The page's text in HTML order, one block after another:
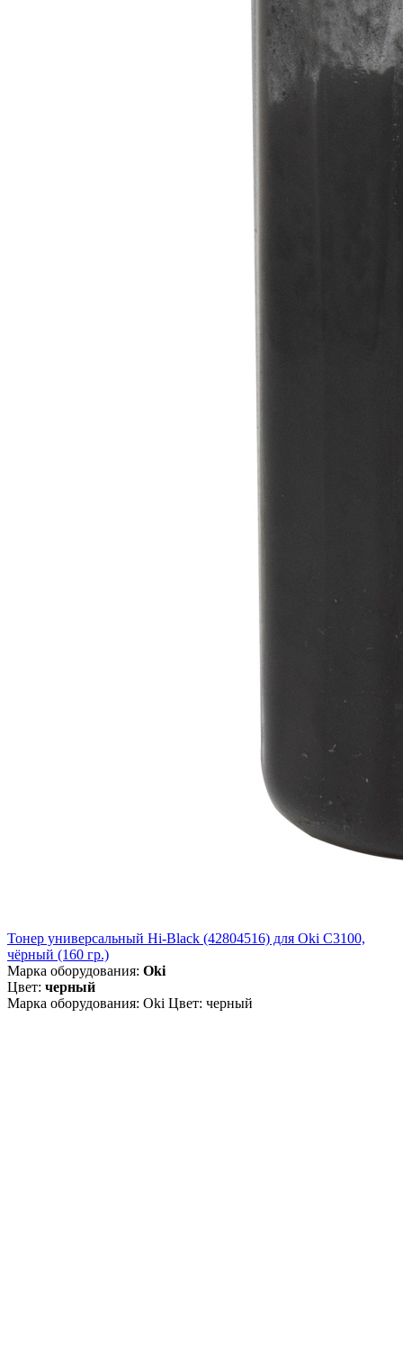
Тонер универсальный Hi-Black (42804516) для Oki С3100,
чёрный (160 гр.)
Марка оборудования: Oki
Цвет: черный
Марка оборудования: Oki Цвет: черный